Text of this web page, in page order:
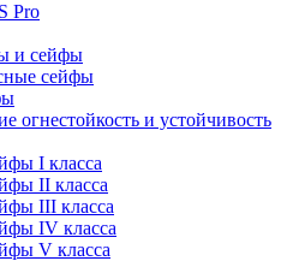
Pro
и сейфы
сейфы
огнестойкость и устойчивость
I класса
II класса
III класса
IV класса
V класса